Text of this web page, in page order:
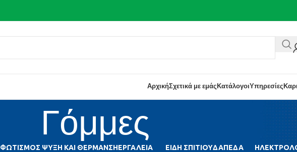
ΑρχικήΣχετικά με εμάςΚατάλογοιΥπηρεσίες
Γόμμες
ΦΩΤΙΣΜΌΣ ΨΎΞΗ ΚΑΙ ΘΈΡΜΑΝΣΗΕΡΓΑΛΕΊΑ
ΕΊΔΗ ΣΠΙΤΙΟΎΔΆΠΕΔΑ